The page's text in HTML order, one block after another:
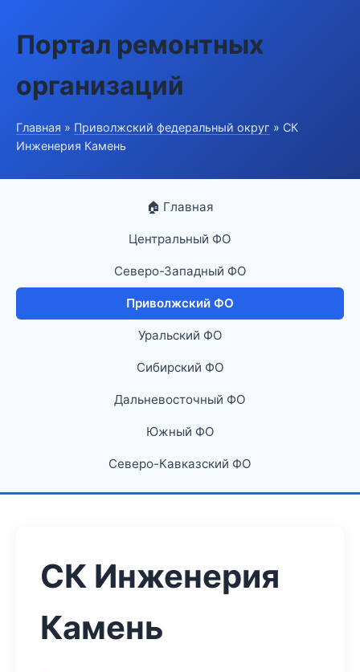
Портал ремонтных
организаций
Главная » Приволжский федеральный округ » СК
Инженерия Камень
🏠 Главная
Центральный ФО
Северо-Западный ФО
Приволжский ФО
Уральский ФО
Сибирский ФО
Дальневосточный ФО
Южный ФО
Северо-Кавказский ФО
СК Инженерия
Камень